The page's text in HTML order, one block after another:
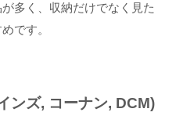
多く、収納だけでなく見た
です。
ンズ, コーナン, DCM)